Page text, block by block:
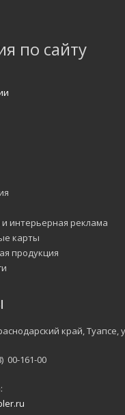
по сайту
интерьерная реклама
карты
продукция
край, Туапсе,
00-161-00